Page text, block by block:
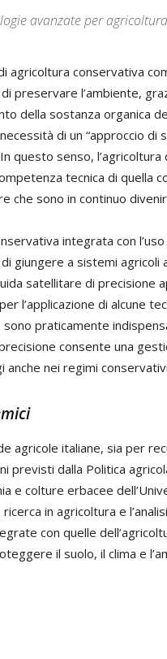
avanzate per
conservativa
l’ambiente,
della sostanza organica
di un “approccio di
questo senso,
tecnica di quella
che sono in continuo
integrata con l’uso
giungere a sistemi agricoli
satellitare di precisione
l’applicazione di alcune
praticamente
consente una
nei regimi
agricole italiane, sia per
previsti dalla Politica
e colture erbacee
in agricoltura e
con quelle
il suolo, il clima e